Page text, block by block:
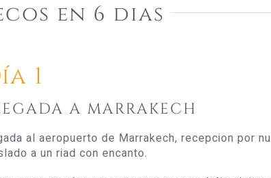
en 6 dias
1
A MARRAKECH
al aeropuerto de Marrakech, recepcion por
a un riad con encanto.